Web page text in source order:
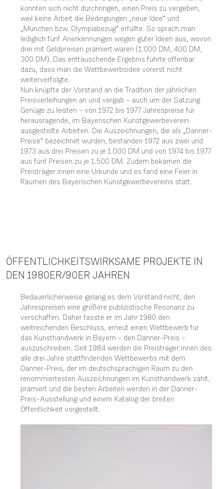
konnten sich nicht durchringen, einen Preis zu vergeben,
weil keine Arbeit die Bedingungen „neue Idee“ und
„München bzw. Olympiabezug“ erfüllte. So sprach man
lediglich fünf Anerkennungen wegen guter Ideen aus, wovon
drei mit Geldpreisen prämiert waren (1.000 DM, 400 DM,
300 DM). Das enttäuschende Ergebnis führte offenbar
dazu, dass man die Wettbewerbsidee vorerst nicht
weiterverfolgte.
Nun knüpfte der Vorstand an die Tradition der jährlichen
Preisverleihungen an und vergab – auch um der Satzung
Genüge zu leisten – von 1972 bis 1977 Jahrespreise für
herausragende, im Bayerischen Kunstgewerbeverein
ausgestellte Arbeiten. Die Auszeichnungen, die als „Danner-
Preise“ bezeichnet wurden, bestanden 1972 aus zwei und
1973 aus drei Preisen zu je 1.000 DM und von 1974 bis 1977
aus fünf Preisen zu je 1.500 DM. Zudem bekamen die
Preisträger:innen eine Urkunde und es fand eine Feier in
Räumen des Bayerischen Kunstgewerbevereins statt.
ÖFFENTLICHKEITSWIRKSAME PROJEKTE IN
DEN 1980ER/90ER JAHREN
Bedauerlicherweise gelang es dem Vorstand nicht, den
Jahrespreisen eine größere publizistische Resonanz zu
verschaffen. Daher fasste er im Jahr 1980 den
weitreichenden Beschluss, erneut einen Wettbewerb für
das Kunsthandwerk in Bayern – den Danner-Preis –
auszuschreiben. Seit 1984 werden die Preisträger:innen des
alle drei Jahre stattfindenden Wettbewerbs mit dem
Danner-Preis, der im deutschsprachigen Raum zu den
renommiertesten Auszeichnungen im Kunsthandwerk zählt,
prämiert und die besten Arbeiten werden in der Danner-
Preis-Ausstellung und einem Katalog der breiten
Öffentlichkeit vorgestellt.